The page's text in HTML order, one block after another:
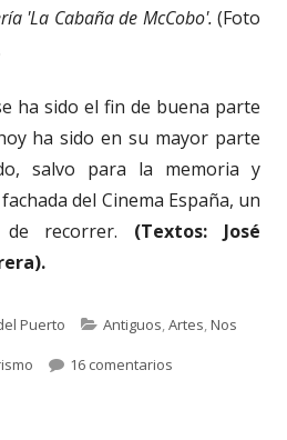
'La Cabaña de McCobo'. (Foto
ha sido el fin de buena parte
ha sido en su mayor parte
salvo para la memoria y
del Cinema España, un
recorrer. (Textos: José
Puerto Categorías
Antiguos,Artes,Nos
16 comentarios